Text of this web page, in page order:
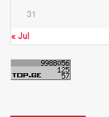
31
« Jul